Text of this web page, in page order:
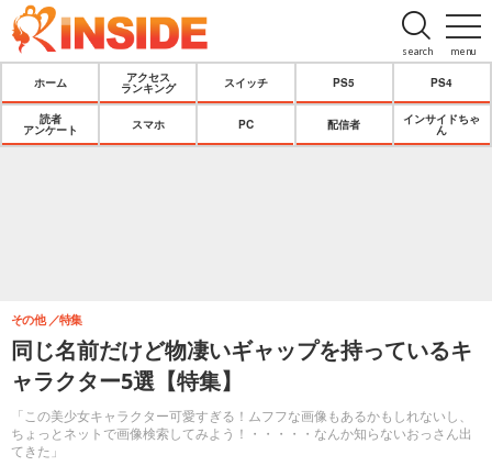
menu
search
ホーム
アクセス
ランキング
スイッチ PS5 PS4
読者
アンケート
スマホ PC 配信者
インサイドちゃ
ん
同じ名前だけど物凄いギャップを持っているキ
ャラクター5選【特集】
「この美少女キャラクター可愛すぎる！ムフフな画像もあるかもしれないし、
ちょっとネットで画像検索してみよう！・・・・・なんか知らないおっさん出
てきた」
その他 特集